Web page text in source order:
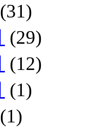
(31)
(29)
(12)
(1)
(1)